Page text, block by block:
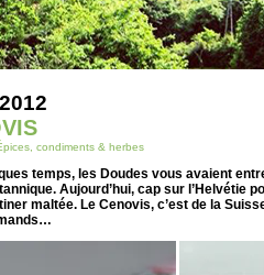
condiments & herbes
temps, les Doudes vous avaient
Aujourd’hui, cap sur l’Helvétie
maltée. Le Cenovis, c’est de la